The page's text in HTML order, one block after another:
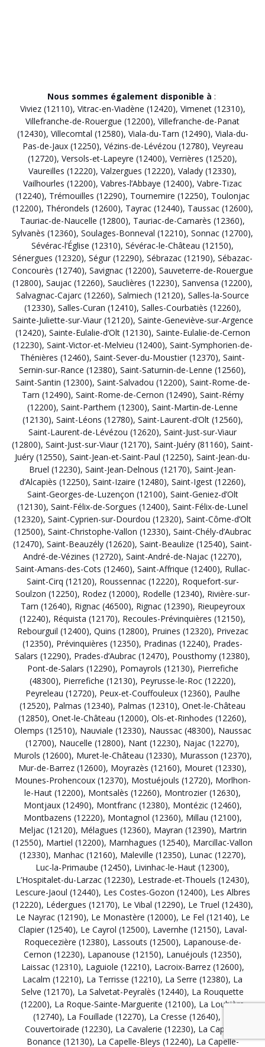
Nous sommes également disponible à :
Viviez (12110), Vitrac-en-Viadène (12420), Vimenet (12310),
Villefranche-de-Rouergue (12200), Villefranche-de-Panat
(12430), Villecomtal (12580), Viala-du-Tarn (12490), Viala-du-
Pas-de-Jaux (12250), Vézins-de-Lévézou (12780), Veyreau
(12720), Versols-et-Lapeyre (12400), Verrières (12520),
Vaureilles (12220), Valzergues (12220), Valady (12330),
Vailhourles (12200), Vabres-l’Abbaye (12400), Vabre-Tizac
(12240), Trémouilles (12290), Tournemire (12250), Toulonjac
(12200), Thérondels (12600), Tayrac (12440), Taussac (12600),
Tauriac-de-Naucelle (12800), Tauriac-de-Camarès (12360),
Sylvanès (12360), Soulages-Bonneval (12210), Sonnac (12700),
Sévérac-l’Église (12310), Sévérac-le-Château (12150),
Sénergues (12320), Ségur (12290), Sébrazac (12190), Sébazac-
Concourès (12740), Savignac (12200), Sauveterre-de-Rouergue
(12800), Saujac (12260), Sauclières (12230), Sanvensa (12200),
Salvagnac-Cajarc (12260), Salmiech (12120), Salles-la-Source
(12330), Salles-Curan (12410), Salles-Courbatiès (12260),
Sainte-Juliette-sur-Viaur (12120), Sainte-Geneviève-sur-Argence
(12420), Sainte-Eulalie-d’Olt (12130), Sainte-Eulalie-de-Cernon
(12230), Saint-Victor-et-Melvieu (12400), Saint-Symphorien-de-
Thénières (12460), Saint-Sever-du-Moustier (12370), Saint-
Sernin-sur-Rance (12380), Saint-Saturnin-de-Lenne (12560),
Saint-Santin (12300), Saint-Salvadou (12200), Saint-Rome-de-
Tarn (12490), Saint-Rome-de-Cernon (12490), Saint-Rémy
(12200), Saint-Parthem (12300), Saint-Martin-de-Lenne
(12130), Saint-Léons (12780), Saint-Laurent-d’Olt (12560),
Saint-Laurent-de-Lévézou (12620), Saint-Just-sur-Viaur
(12800), Saint-Just-sur-Viaur (12170), Saint-Juéry (81160), Saint-
Juéry (12550), Saint-Jean-et-Saint-Paul (12250), Saint-Jean-du-
Bruel (12230), Saint-Jean-Delnous (12170), Saint-Jean-
d’Alcapiès (12250), Saint-Izaire (12480), Saint-Igest (12260),
Saint-Georges-de-Luzençon (12100), Saint-Geniez-d’Olt
(12130), Saint-Félix-de-Sorgues (12400), Saint-Félix-de-Lunel
(12320), Saint-Cyprien-sur-Dourdou (12320), Saint-Côme-d’Olt
(12500), Saint-Christophe-Vallon (12330), Saint-Chély-d’Aubrac
(12470), Saint-Beauzély (12620), Saint-Beaulize (12540), Saint-
André-de-Vézines (12720), Saint-André-de-Najac (12270),
Saint-Amans-des-Cots (12460), Saint-Affrique (12400), Rullac-
Saint-Cirq (12120), Roussennac (12220), Roquefort-sur-
Soulzon (12250), Rodez (12000), Rodelle (12340), Rivière-sur-
Tarn (12640), Rignac (46500), Rignac (12390), Rieupeyroux
(12240), Réquista (12170), Recoules-Prévinquières (12150),
Rebourguil (12400), Quins (12800), Pruines (12320), Privezac
(12350), Prévinquières (12350), Pradinas (12240), Prades-
Salars (12290), Prades-d’Aubrac (12470), Pousthomy (12380),
Pont-de-Salars (12290), Pomayrols (12130), Pierrefiche
(48300), Pierrefiche (12130), Peyrusse-le-Roc (12220),
Peyreleau (12720), Peux-et-Couffouleux (12360), Paulhe
(12520), Palmas (12340), Palmas (12310), Onet-le-Château
(12850), Onet-le-Château (12000), Ols-et-Rinhodes (12260),
Olemps (12510), Nauviale (12330), Naussac (48300), Naussac
(12700), Naucelle (12800), Nant (12230), Najac (12270),
Murols (12600), Muret-le-Château (12330), Murasson (12370),
Mur-de-Barrez (12600), Moyrazès (12160), Mouret (12330),
Mounes-Prohencoux (12370), Mostuéjouls (12720), Morlhon-
le-Haut (12200), Montsalès (12260), Montrozier (12630),
Montjaux (12490), Montfranc (12380), Montézic (12460),
Montbazens (12220), Montagnol (12360), Millau (12100),
Meljac (12120), Mélagues (12360), Mayran (12390), Martrin
(12550), Martiel (12200), Marnhagues (12540), Marcillac-Vallon
(12330), Manhac (12160), Maleville (12350), Lunac (12270),
Luc-la-Primaube (12450), Livinhac-le-Haut (12300),
L’Hospitalet-du-Larzac (12230), Lestrade-et-Thouels (12430),
Lescure-Jaoul (12440), Les Costes-Gozon (12400), Les Albres
(12220), Lédergues (12170), Le Vibal (12290), Le Truel (12430),
Le Nayrac (12190), Le Monastère (12000), Le Fel (12140), Le
Clapier (12540), Le Cayrol (12500), Lavernhe (12150), Laval-
Roquecezière (12380), Lassouts (12500), Lapanouse-de-
Cernon (12230), Lapanouse (12150), Lanuéjouls (12350),
Laissac (12310), Laguiole (12210), Lacroix-Barrez (12600),
Lacalm (12210), La Terrisse (12210), La Serre (12380), La
Selve (12170), La Salvetat-Peyralès (12440), La Rouquette
(12200), La Roque-Sainte-Marguerite (12100), La Loubière
(12740), La Fouillade (12270), La Cresse (12640),
Couvertoirade (12230), La Cavalerie (12230), La Capelle-
Bonance (12130), La Capelle-Bleys (12240), La Capelle-